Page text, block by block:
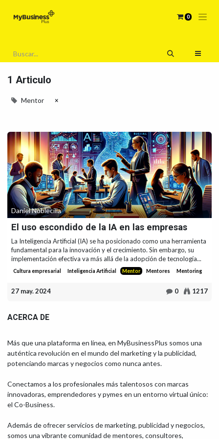
0
1 Articulo
Mentor ×
Daniel Noblecilla
El uso escondido de la IA en las empresas
La Inteligencia Artificial (IA) se ha posicionado como una herramienta
fundamental para la innovación y el crecimiento. Sin embargo, su
implementación efectiva va más allá de la adopción de tecnología...
Cultura empresarial Inteligencia Artificial Mentor Mentores Mentoring
27 may. 2024 0 1217
ACERCA DE
Más que una plataforma en línea, en MyBusinessPlus somos una
auténtica revolución en el mundo del marketing y la publicidad,
potenciando marcas y negocios como nunca antes.
Conectamos a los profesionales más talentosos con marcas
innovadoras, emprendedores y pymes en un entorno virtual único:
el Co-Business.
Además de ofrecer servicios de marketing, publicidad y negocios,
somos una vibrante comunidad de mentores, consultores,